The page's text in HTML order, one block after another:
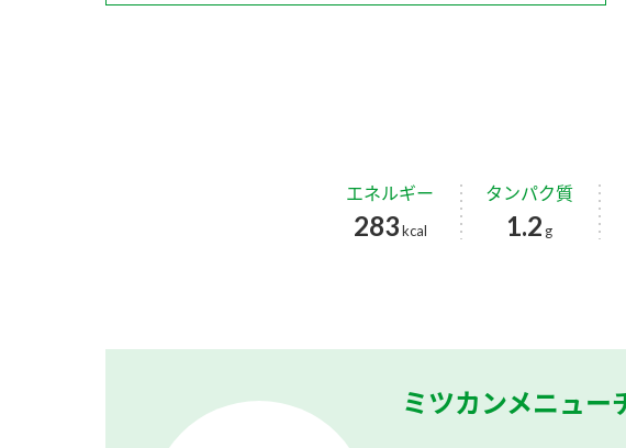
エネルギー
283kcal
タンパク質
1.2 g
ミツカンメニュー